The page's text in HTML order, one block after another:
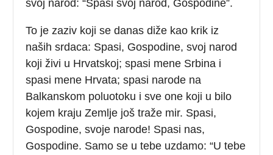
svoj narod: “Spasi svoj narod, Gospodine”.
To je zaziv koji se danas diže kao krik iz
naših srdaca: Spasi, Gospodine, svoj narod
koji živi u Hrvatskoj; spasi mene Srbina i
spasi mene Hrvata; spasi narode na
Balkanskom poluotoku i sve one koji u bilo
kojem kraju Zemlje još traže mir. Spasi,
Gospodine, svoje narode! Spasi nas,
Gospodine. Samo se u tebe uzdamo: “U tebe